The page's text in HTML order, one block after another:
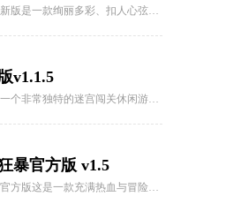
穿越火线云游戏最新版是一款绚丽多彩、扣人心弦的手机射击竞技游戏，致力于为玩家呈现卓越的游戏体验。它不仅适配各种手机型号，甚至在低配置的设备上也能够实现畅快的游戏，轻松应对各种战斗场景。
v1.1.5
侧耳倾听官方版是一个非常独特的迷宫闯关休闲游戏，该游戏是由一名开发者在用眼过度且眼睛感到疲累时的灵光一现所创造。
暴官方版 v1.5
机甲恐龙城市狂暴官方版这是一款充满热血与冒险的恐龙主题城市战斗游戏，玩家将化身为强大的恐龙指挥官，操控各种形态的恐龙在城市中狂暴作战。通过与机甲的结合，这款游戏将带你体验前所未有的战斗快感，挑战各种敌人，完成刺激任务。